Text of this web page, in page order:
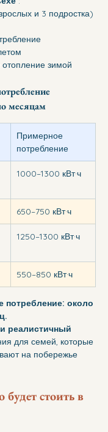
и 3 подростка)
отопление зимой
месяцам
Примерное
потребление
1000–1300 кВт·ч
650–750 кВт·ч
1250–1300 кВт·ч
550–850 кВт·ч
потребление: около
реалистичный
для семей, которые
на побережье
будет стоить в